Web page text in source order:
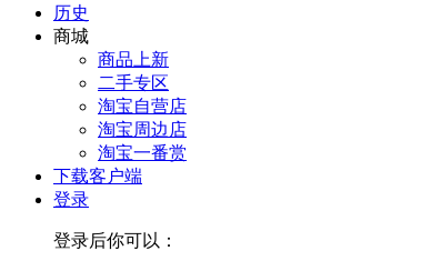
历史
商城
商品上新
二手专区
淘宝自营店
淘宝周边店
淘宝一番赏
下载客户端
登录
登录后你可以：